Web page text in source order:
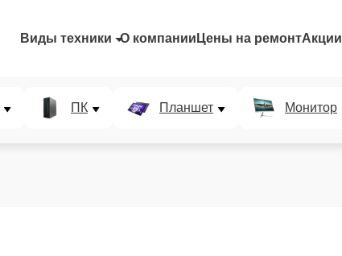
Виды техники О компании Цены на ремонтАкции
ПК Планшет Монитор